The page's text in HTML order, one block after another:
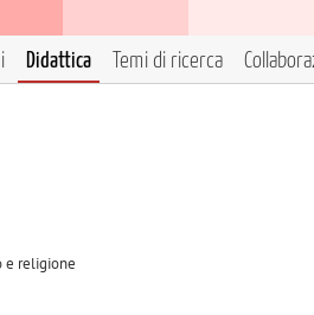
Didattica Temi di ricerca
e religione